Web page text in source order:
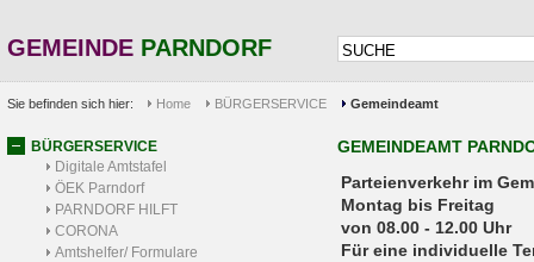
GEMEINDE PARNDORF
Sie befinden sich hier: Home BÜRGERSERVICE Gemeindeamt
BÜRGERSERVICE
Digitale Amtstafel
ÖEK Parndorf
PARNDORF HILFT
CORONA
Amtshelfer/ Formulare
GEMEINDEAMT
Parteienverkehr
Montag bis Freitag
von 08.00 - 12.00 Uhr
Für eine individuelle